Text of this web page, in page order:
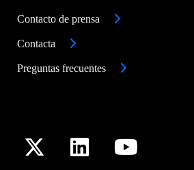
Contacto de prensa
Contacta
Preguntas frecuentes